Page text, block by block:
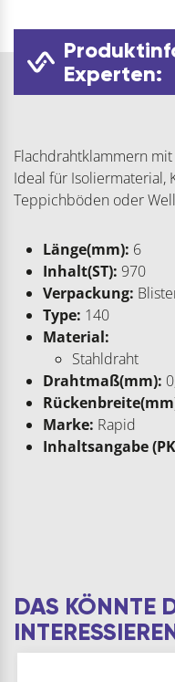
Experten:
Flachdrahtklammern
Ideal für Isoliermaterial,
Teppichböden oder
Länge(mm): 6
Inhalt(ST): 970
Verpackung:
Type: 140
Material:
Stahldraht
Drahtmaß(mm):
Marke: Rapid
Inhaltsangabe
DAS KÖNNTE